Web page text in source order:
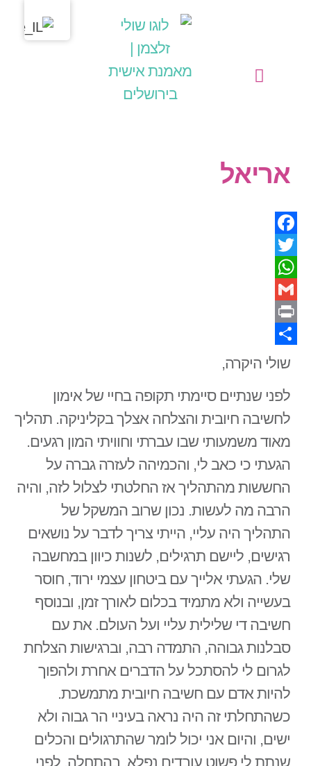
אריאל
Facebook
Twitter
WhatsApp
Gmail
Print
Share
שולי היקרה,
לפני שנתיים סיימתי תקופה בחיי של אימון
לחשיבה חיובית והצלחה אצלך בקליניקה. תהליך
מאוד משמעותי שבו עברתי וחוויתי המון רגעים.
הגעתי כי כאב לי, והכמיהה לעזרה גברה על
החששות מהתהליך אז החלטתי לצלול לזה, והיה
הרבה מה לעשות. נכון שרוב המשקל של
התהליך היה עליי, הייתי צריך לדבר על נושאים
רגישים, ליישם תרגילים, לשנות כיוון במחשבה
שלי. הגעתי אלייך עם ביטחון עצמי ירוד, חוסר
בעשייה ולא מתמיד בכלום לאורך זמן, ובנוסף
חשיבה די שלילית עליי ועל העולם. את עם
סבלנות גבוהה, התמדה רבה, וברגישות הצלחת
לגרום לי להסתכל על הדברים אחרת ולהפוך
להיות אדם עם חשיבה חיובית מתמשכת.
כשהתחלתי זה היה נראה בעיניי הר גבוה ולא
ישים, והיום אני יכול לומר שהתרגולים והכלים
שנתת לי פשוט עובדים נפלא. בהתחלה, לפני